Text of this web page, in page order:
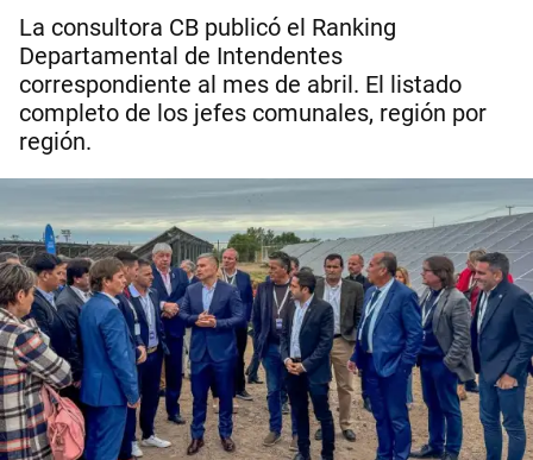
La consultora CB publicó el Ranking
Departamental de Intendentes
correspondiente al mes de abril. El listado
completo de los jefes comunales, región por
región.